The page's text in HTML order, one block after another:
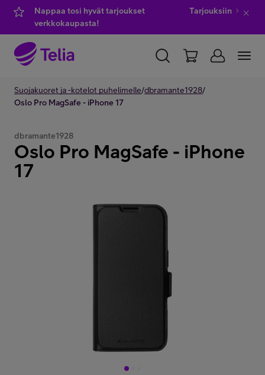
Nappaa tosi hyvät tarjoukset
verkkokaupasta!
Tarjouksiin
YKSITYISILLE YRITYKSILLE WHOLESALE
Kauppa
Suojakuoret ja -kotelot puhelimelle/dbramante1928/
Oslo Pro MagSafe - iPhone 17
dbramante1928
Oslo Pro MagSafe - iPhone
17